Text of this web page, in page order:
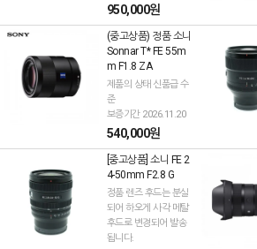
950,000원
(중고상품) 정품 소니
Sonnar T* FE 55m
m F1.8 ZA
제품의 상태 신품급 수
준
보증기간 2026.11.20
540,000원
[중고상품] 소니 FE 2
4-50mm F2.8 G
정품 렌즈 후드는 분실
되어 하오게 사각 메탈
후드로 변경되어 발송
됩니다.